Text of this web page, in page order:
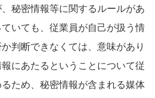
秘密情報等に関するルールがあ
いても、従業員が自己が扱う情
判断できなくては、意味があり
にあたるということについて従
ため、 秘密情報が含まれる媒体